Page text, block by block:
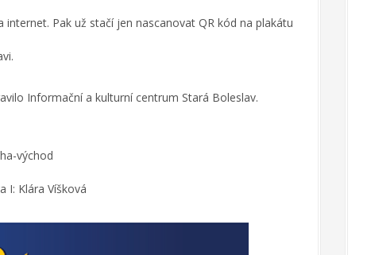
Pak už stačí jen nascanovat QR kód na plakátu
Informační a kulturní centrum Stará Boleslav.
východ
I: Klára Víšková